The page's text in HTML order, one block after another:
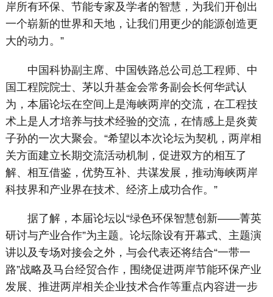
岸所有环保、节能专家及学者的智慧，为我们开创出
一个崭新的世界和天地，让我们用更少的能源创造更
大的动力。”
中国科协副主席、中国铁路总公司总工程师、中
国工程院院士、茅以升基金会常务副会长何华武认
为，本届论坛在空间上是海峡两岸的交流，在工程技
术上是人才培养与技术经验的交流，在情感上是炎黄
子孙的一次大聚会。“希望以本次论坛为契机，两岸相
关方面建立长期交流活动机制，促进双方的相互了
解、相互借鉴，优势互补、共谋发展，推动海峡两岸
科技界和产业界在技术、经济上成功合作。”
据了解，本届论坛以“绿色环保智慧创新——菁英
研讨与产业合作”为主题。论坛除设有开幕式、主题演
讲以及专场对接会之外，与会代表还将结合“一带一
路”战略及马台经贸合作，围绕促进两岸节能环保产业
发展、推进两岸相关企业技术合作等重点内容进一步